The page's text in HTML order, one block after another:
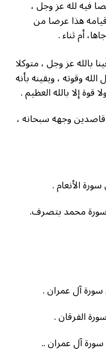
فيه لله عز وجل ،
هذا عرضا من
أم ثناء .
بالله عز وجل ، متوكلا
وقوته ، ويقينه بأنه
إلا بالله العظيم .
قاصدين وجهه سبحانه ،